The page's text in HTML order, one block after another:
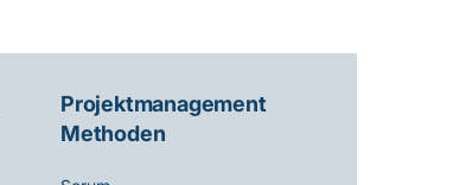
Projektmanagement
Methoden